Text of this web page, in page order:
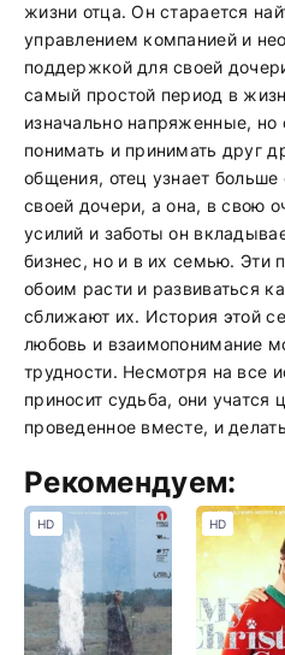
жизни отца. Он старается
управлением компанией и
поддержкой для своей
самый простой период в
изначально напряженные, но
понимать и принимать друг
общения, отец узнает
своей дочери, а она, в свою
усилий и заботы он
бизнес, но и в их семью. Эти
обоим расти и развиваться
сближают их. История этой
любовь и взаимопонимание
трудности. Несмотря на все
приносит судьба, они учатся
проведенное вместе, и
Рекомендуем:
HD HD